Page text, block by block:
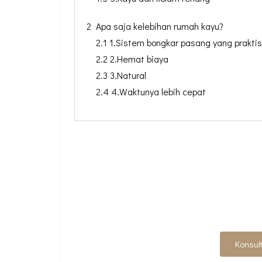
2 Apa saja kelebihan rumah kayu?
2.1 1.Sistem bongkar pasang yang praktis
2.2 2.Hemat biaya
2.3 3.Natural
2.4 4.Waktunya lebih cepat